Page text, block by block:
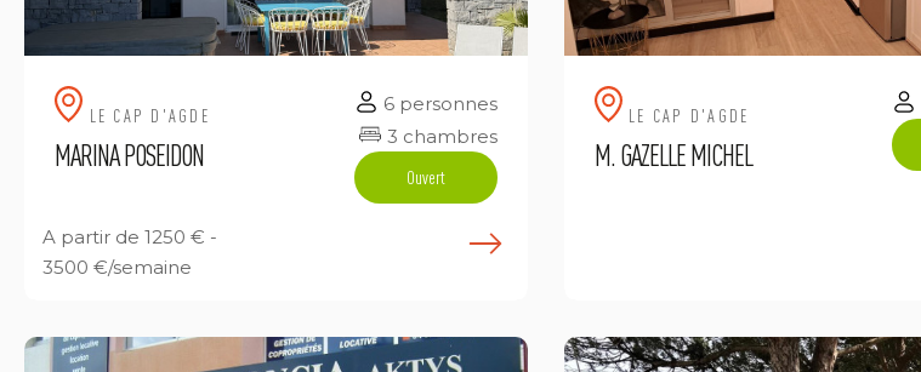
LE CAP D'AGDE
MARINA POSEIDON
6 personnes
3 chambres
Ouvert
A partir de 1250 € -
3500 €/semaine
LE CAP D'AGDE
M. GAZELLE MICHEL